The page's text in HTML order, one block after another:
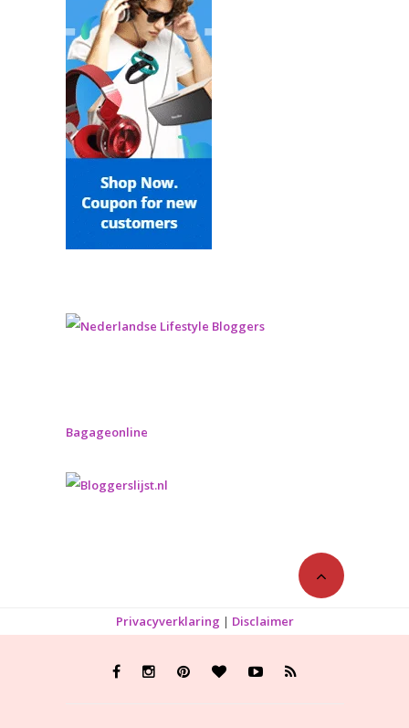
Bagageonline
Privacyverklaring | Disclaimer